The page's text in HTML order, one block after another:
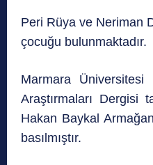
Peri Rüya ve Neriman
çocuğu bulunmaktadır.
Marmara
Araştırmaları Dergisi
Hakan Baykal
basılmıştır.